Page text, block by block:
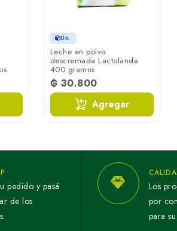
Un.
Leche en polvo
descremada Lactolanda
400 gramos
₲ 30.800
Agregar
pedido y pasá
de los
Los
por
para